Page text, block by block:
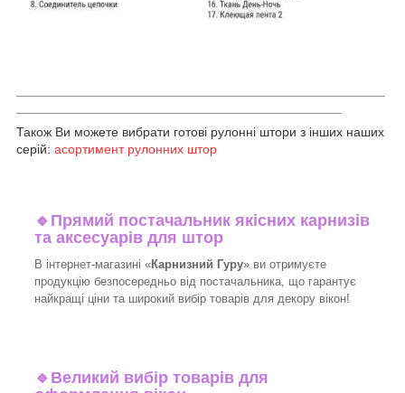
Також Ви можете вибрати готові рулонні штори з інших наших
серій: асортимент рулонних штор
🔹 Прямий постачальник якісних карнизів
та аксесуарів для штор
В інтернет-магазині «Карнизний Гуру» ви отримуєте
продукцію безпосередньо від постачальника, що гарантує
найкращі ціни та широкий вибір товарів для декору вікон!​
🔹 Великий вибір товарів для